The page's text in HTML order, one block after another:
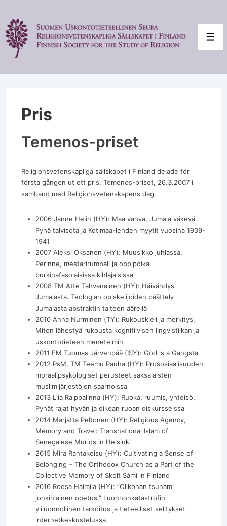
Main
Content
Pris
Temenos-priset
Religionsvetenskapliga sällskapet i Finland delade för
första gången ut ett pris, Temenos-priset, 26.3.2007 i
samband med Religionsvetenskapens dag.
2006 Janne Helin (HY): Maa vahva, Jumala väkevä.
Pyhä talvisota ja Kotimaa-lehden myytit vuosina 1939-
1941
2007 Aleksi Oksanen (HY): Muusikko juhlassa.
Perinne, mestarirumpali ja oppipoika
burkinafasolaisissa kihlajaisissa
2008 TM Atte Tahvanainen (HY): Häivähdys
Jumalasta. Teologian opiskelijoiden päättely
Jumalasta abstraktin taiteen äärellä
2010 Anna Nurminen (TY): Rukouskieli ja merkitys.
Miten lähestyä rukousta kognitiivisen lingvistiikan ja
uskontotieteen menetelmin
2011 FM Tuomas Järvenpää (ISY): God is a Gangsta
2012 PsM, TM Teemu Pauha (HY): Prososiaalisuuden
moraalipsykologiset perusteet saksalaisten
muslimijärjestöjen saarnoissa
2013 Liia Raippalinna (HY): Ruoka, ruumis, yhteisö.
Pyhät rajat hyvän ja oikean ruoan diskursseissa
2014 Marjatta Peltonen (HY): Religious Agency,
Memory and Travel: Transnational Islam of
Senegalese Murids in Helsinki
2015 Mira Rantakeisu (HY): Cultivating a Sense of
Belonging – The Orthodox Church as a Part of the
Collective Memory of Skolt Sámi in Finland
2016 Roosa Haimila (HY): ”Olikohan tsunami
jonkinlainen opetus.” Luonnonkatastrofin
yliluonnollinen tarkoitus ja tieteelliset selitykset
internetkeskustelussa.